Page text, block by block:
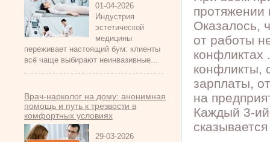
01-04-2026
Индустрия
эстетической
медицины
переживает настоящий бум: клиенты
всё чаще выбирают неинвазивные...
Врач-нарколог на дому: анонимная
помощь и путь к трезвости в
комфортных условиях
29-03-2026
Оказалось,
от работы
конфликтах
конфликты,
зарплаты,
на
Каждый 3-